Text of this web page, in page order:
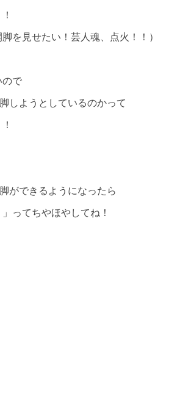
を見せたい！芸人魂、点火！！）
で
しようとしているのかって
ができるようになったら
ってちやほやしてね！